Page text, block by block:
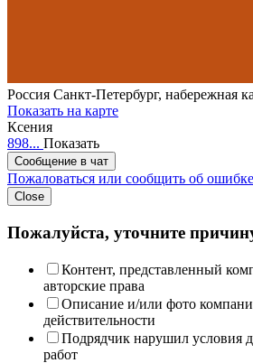
Россия Санкт-Петербург, набережная
Показать на карте
Ксения
898... Показать
Сообщение в чат
Пожаловаться или сообщить об ошибке
Close
Пожалуйста, уточните
Контент, представленный
авторские права
Описание и/или фото
действительности
Подрядчик нарушил условия
работ